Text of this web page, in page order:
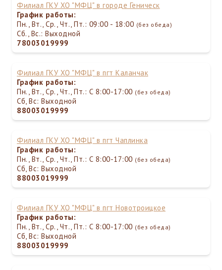
Филиал ГКУ ХО "МФЦ" в городе Геническ
График работы:
Пн., Вт., Ср., Чт., Пт.: 09:00 - 18:00 (без обеда)
Сб., Вс.: Выходной
78003019999
Филиал ГКУ ХО "МФЦ" в пгт Каланчак
График работы:
Пн., Вт., Ср., Чт., Пт.: С 8:00-17:00 (без обеда)
Сб, Вс: Выходной
88003019999
Филиал ГКУ ХО "МФЦ" в пгт Чаплинка
График работы:
Пн., Вт., Ср., Чт., Пт.: С 8:00-17:00 (без обеда)
Сб, Вс: Выходной
88003019999
Филиал ГКУ ХО "МФЦ" в пгт Новотроицкое
График работы:
Пн., Вт., Ср., Чт., Пт.: С 8:00-17:00 (без обеда)
Сб, Вс: Выходной
88003019999